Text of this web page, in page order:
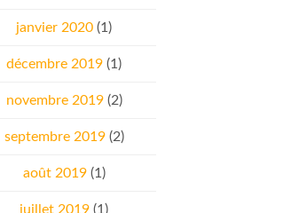
janvier 2020 (1)
décembre 2019 (1)
novembre 2019(2)
septembre 2019(2)
août 2019(1)
juillet 2019 (1)